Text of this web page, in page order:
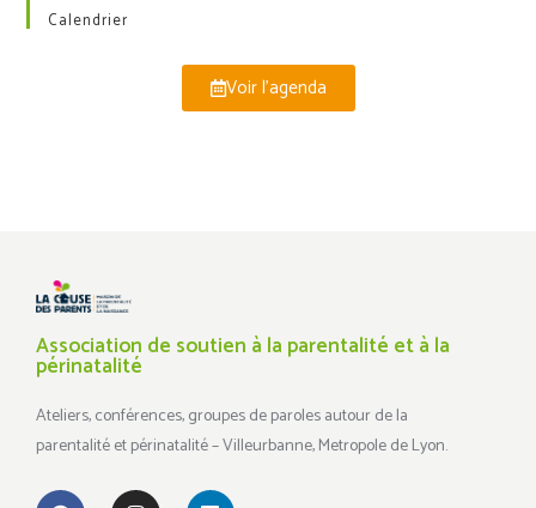
Calendrier
Voir l'agenda
Association de soutien à la parentalité et à la
périnatalité
Ateliers, conférences, groupes de paroles autour de la
parentalité et périnatalité – Villeurbanne, Metropole de Lyon.